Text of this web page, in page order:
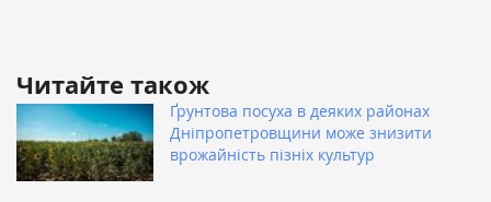
Читайте також
Ґрунтова посуха в деяких районах
Дніпропетровщини може знизити
врожайність пізніх культур